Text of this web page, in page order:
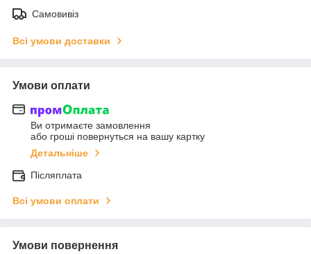
Самовивіз
Всі умови доставки
Умови оплати
Ви отримаєте замовлення
або гроші повернуться на вашу картку
Детальніше
Післяплата
Всі умови оплати
Умови повернення